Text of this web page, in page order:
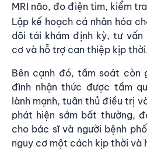
MRI não, đo điện tim, kiểm
Lập kế hoạch cá nhân hóa
dõi tái khám định kỳ, tư vấn
cơ và hỗ trợ can thiệp kịp
Bên cạnh đó, tầm soát còn
đình nhận thức được tầm
lành mạnh, tuân thủ điều trị
phát hiện sớm bất thường,
cho bác sĩ và người bệnh
nguy cơ một cách kịp thời và